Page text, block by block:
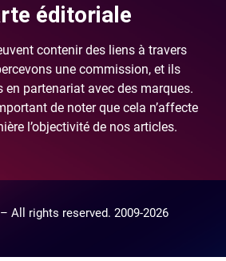
éditoriale
contenir des liens à travers
une commission, et ils
en partenariat avec des marques.
de noter que cela n’affecte
l’objectivité de nos articles.
All rights reserved. 2009-2026